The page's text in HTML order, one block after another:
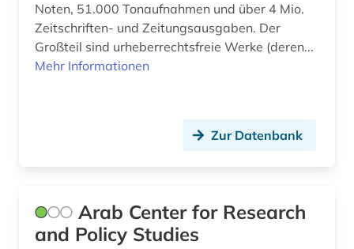
malaysia (2)
management (1)
medienwissenschaft (1)
medizin (2)
Noten, 51.000 Tonaufnahmen und über 4 Mio.
Zeitschriften- und Zeitungsausgaben. Der
Großteil sind urheberrechtsfreie Werke (deren...
Mehr Informationen
Zur Datenbank
Arab Center for Research
and Policy Studies